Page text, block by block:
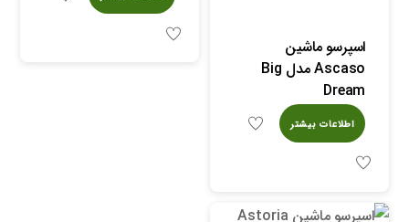
اسپرسو ماشین
Ascaso مدل Big
Dream
اطلاعات بیشتر